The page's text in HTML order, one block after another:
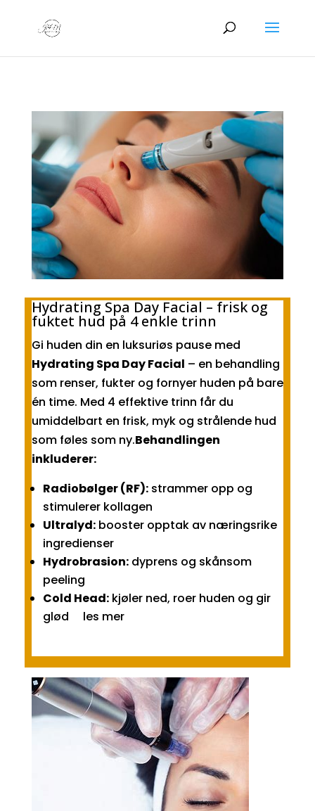
Hydrating Spa Day Facial – frisk og
fuktet hud på 4 enkle trinn
Gi huden din en luksuriøs pause med
Hydrating Spa Day Facial – en behandling
som renser, fukter og fornyer huden på bare
én time. Med 4 effektive trinn får du
umiddelbart en frisk, myk og strålende hud
som føles som ny.Behandlingen
inkluderer:
Radiobølger (RF):strammer opp og
stimulerer kollagen
Ultralyd:booster opptak av næringsrike
ingredienser
Hydrobrasion:dyprens og skånsom
peeling
Cold Head:kjøler ned, roer huden og gir
glød les mer